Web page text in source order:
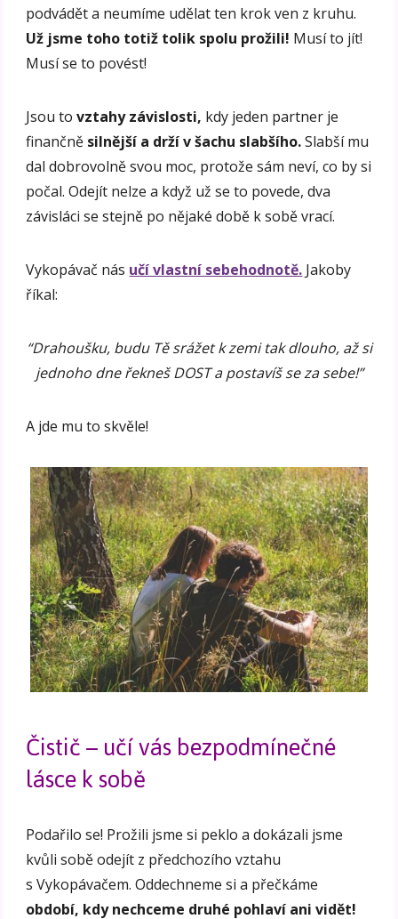
podvádět a neumíme udělat ten krok ven z kruhu.
Už jsme toho totiž tolik spolu prožili! Musí to jít!
Musí se to povést!
Jsou tovztahy závislosti, kdy jeden partner je
finančně silnější a drží v šachu slabšího.Slabší mu
dal dobrovolně svou moc, protože sám neví, co by si
počal. Odejít nelze a když už se to povede, dva
závisláci se stejně po nějaké době k sobě vrací.
Vykopávač nás učí vlastní sebehodnotě. Jakoby
říkal:
“Drahoušku, budu Tě srážet k zemi tak dlouho, až si
jednoho dne řekneš DOST a postavíš se za sebe!”
A jde mu to skvěle!
Čistič – učí vás bezpodmínečné
lásce k sobě
Podařilo se! Prožili jsme si peklo a dokázali jsme
kvůli sobě odejít z předchozího vztahu
s Vykopávačem. Oddechneme si a přečkáme
období, kdy nechceme druhé pohlaví ani vidět!